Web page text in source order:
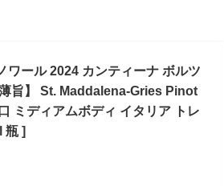
ワール 2024 カンティーナ ボルツ
旨】 St. Maddalena-Gries Pinot
ミディアムボディ イタリア トレ
瓶 ]